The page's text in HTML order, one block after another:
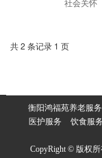
社会关怀
共 2 条记录 1 页
衡阳鸿福苑养老服
医护服务
饮食服务
CopyRight © 版权